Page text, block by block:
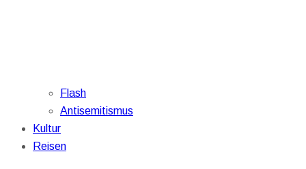
Flash
Antisemitismus
Kultur
Reisen